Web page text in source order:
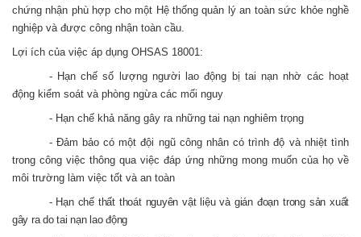
chứng nhận phù hợp cho một Hệ thống quản lý an toàn sức khỏe nghề
nghiệp và được công nhận toàn cầu.
Lợi ích của việc áp dụng OHSAS 18001:
- Hạn chế số lượng người lao động bị tai nạn nhờ các hoạt
động kiểm soát và phòng ngừa các mối nguy
- Hạn chế khả năng gây ra những tai nạn nghiêm trọng
- Đảm bảo có một đội ngũ công nhân có trình độ và nhiệt tình
trong công việc thông qua việc đáp ứng những mong muốn của họ về
môi trường làm việc tốt và an toàn
- Hạn chế thất thoát nguyên vật liệu và gián đoạn trong sản xuất
gây ra do tai nạn lao động